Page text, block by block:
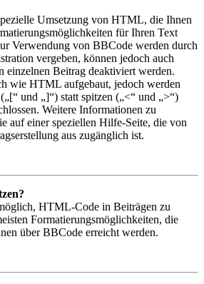
Umsetzung von HTML, die Ihnen
für Ihren Text
Verwendung von BBCode werden durch
vergeben, können jedoch auch
einzelnen Beitrag deaktiviert werden.
wie HTML aufgebaut, jedoch werden
und „]“) statt spitzen („<“ und „>“)
Weitere Informationen zu
auf einer speziellen Hilfe-Seite, die von
aus zugänglich ist.
HTML-Code in Beiträgen zu
Formatierungsmöglichkeiten, die
über BBCode erreicht werden.